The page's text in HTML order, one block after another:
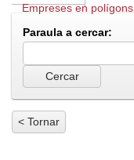
Empreses en polígons
Paraula a cercar:
< Tornar